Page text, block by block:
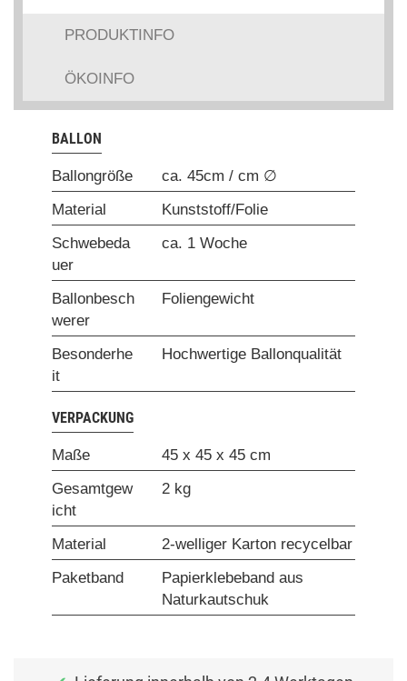
PRODUKTINFO
ÖKOINFO
BALLON
Ballongröße
ca. 45cm / cm ∅
Material
Kunststoff/Folie
Schwebeda
uer
ca. 1 Woche
Ballonbesch
werer
Foliengewicht
Besonderhe
it
Hochwertige Ballonqualität
VERPACKUNG
Maße
45 x 45 x 45 cm
Gesamtgew
icht
2 kg
Material
2-welliger Karton recycelbar
Paketband
Papierklebeband aus
Naturkautschuk